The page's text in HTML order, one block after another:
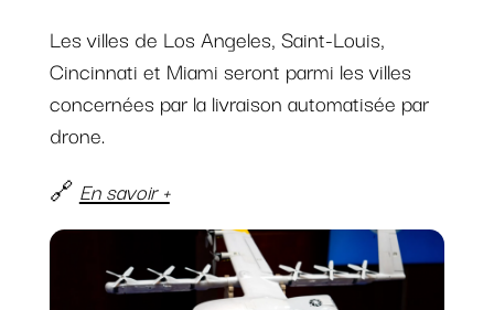
Les villes de Los Angeles, Saint-Louis,
Cincinnati et Miami seront parmi les villes
concernées par la livraison automatisée par
drone.
🔗 En savoir +